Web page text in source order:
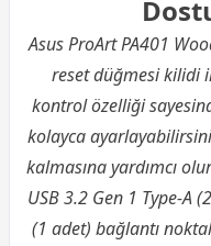
Asus ProArt PA401
reset düğmesi kilidi
kontrol özelliği
kolayca
kalmasına yardımcı
USB 3.2 Gen 1 Type-A
(1 adet) bağlantı